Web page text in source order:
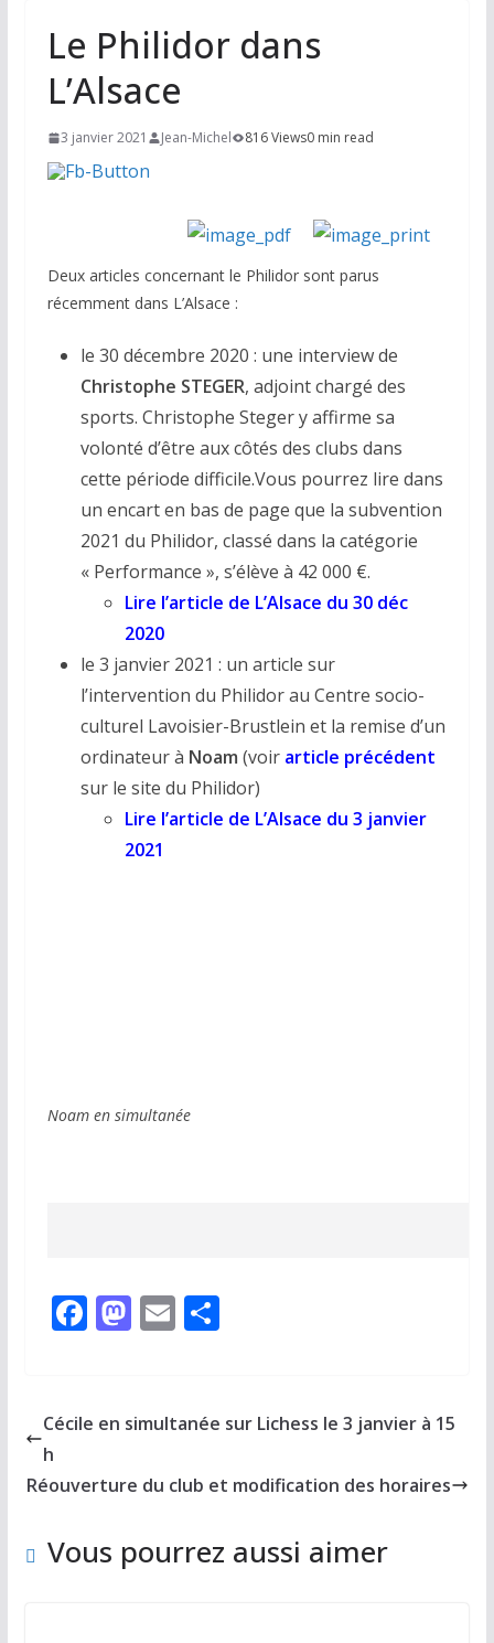
Le Philidor dans
L’Alsace
3 janvier 2021 Jean-Michel 816 Views0 min read
Deux articles concernant le Philidor sont parus
récemment dans L’Alsace :
le 30 décembre 2020 : une interview de
Christophe STEGER, adjoint chargé des
sports. Christophe Steger y affirme sa
volonté d’être aux côtés des clubs dans
cette période difficile.Vous pourrez lire dans
un encart en bas de page que la subvention
2021 du Philidor, classé dans la catégorie
« Performance », s’élève à 42 000 €.
Lire l’article de L’Alsace du 30 déc
2020
le 3 janvier 2021 : un article sur
l’intervention du Philidor au Centre socio-
culturel Lavoisier-Brustlein et la remise d’un
ordinateur à Noam (voir article précédent
sur le site du Philidor)
Lire l’article de L’Alsace du 3 janvier
2021
Noam en simultanée
F
b
o
M
d
n
E
l
P
g
Cécile en simultanée sur Lichess le 3 janvier à 15
h
Réouverture du club et modification des horaires
Vous pourrez aussi aimer